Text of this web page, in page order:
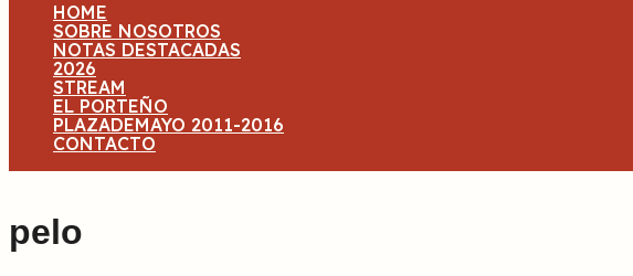
HOME
SOBRE NOSOTROS
NOTAS DESTACADAS
2026
STREAM
EL PORTEÑO
PLAZADEMAYO 2011-2016
CONTACTO
pelo